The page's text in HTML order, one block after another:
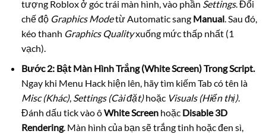
tượng Roblox ở góc trái màn hình, vào phần Settings. Đổi
chế độ Graphics Modetừ Automatic sang Manual. Sau đó,
kéo thanh Graphics Qualityxuống mức thấp nhất (1
vạch).
Bước 2: Bật Màn Hình Trắng (White Screen) Trong Script.
Ngay khi Menu Hack hiện lên, hãy tìm kiếm Tab có tên là
Misc (Khác), Settings (Cài đặt)hoặc Visuals (Hiển thị).
Đánh dấu tick vào ôWhite Screenhoặc Disable 3D
Rendering. Màn hình của bạn sẽ trắng tinh hoặc đen sì,